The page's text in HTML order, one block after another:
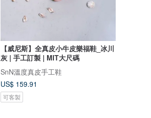
【威尼斯】全真皮小牛皮樂福鞋_冰川
灰 | 手工訂製 | MIT大尺碼
SnN溫度真皮手工鞋
US$ 159.91
可客製